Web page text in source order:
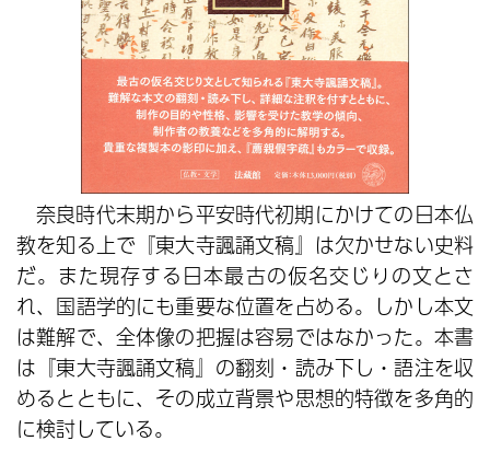
奈良時代末期から平安時代初期にかけての日本仏
教を知る上で『東大寺諷誦文稿』は欠かせない史料
だ。また現存する日本最古の仮名交じりの文とさ
れ、国語学的にも重要な位置を占める。しかし本文
は難解で、全体像の把握は容易ではなかった。本書
は『東大寺諷誦文稿』の翻刻・読み下し・語注を収
めるとともに、その成立背景や思想的特徴を多角的
に検討している。